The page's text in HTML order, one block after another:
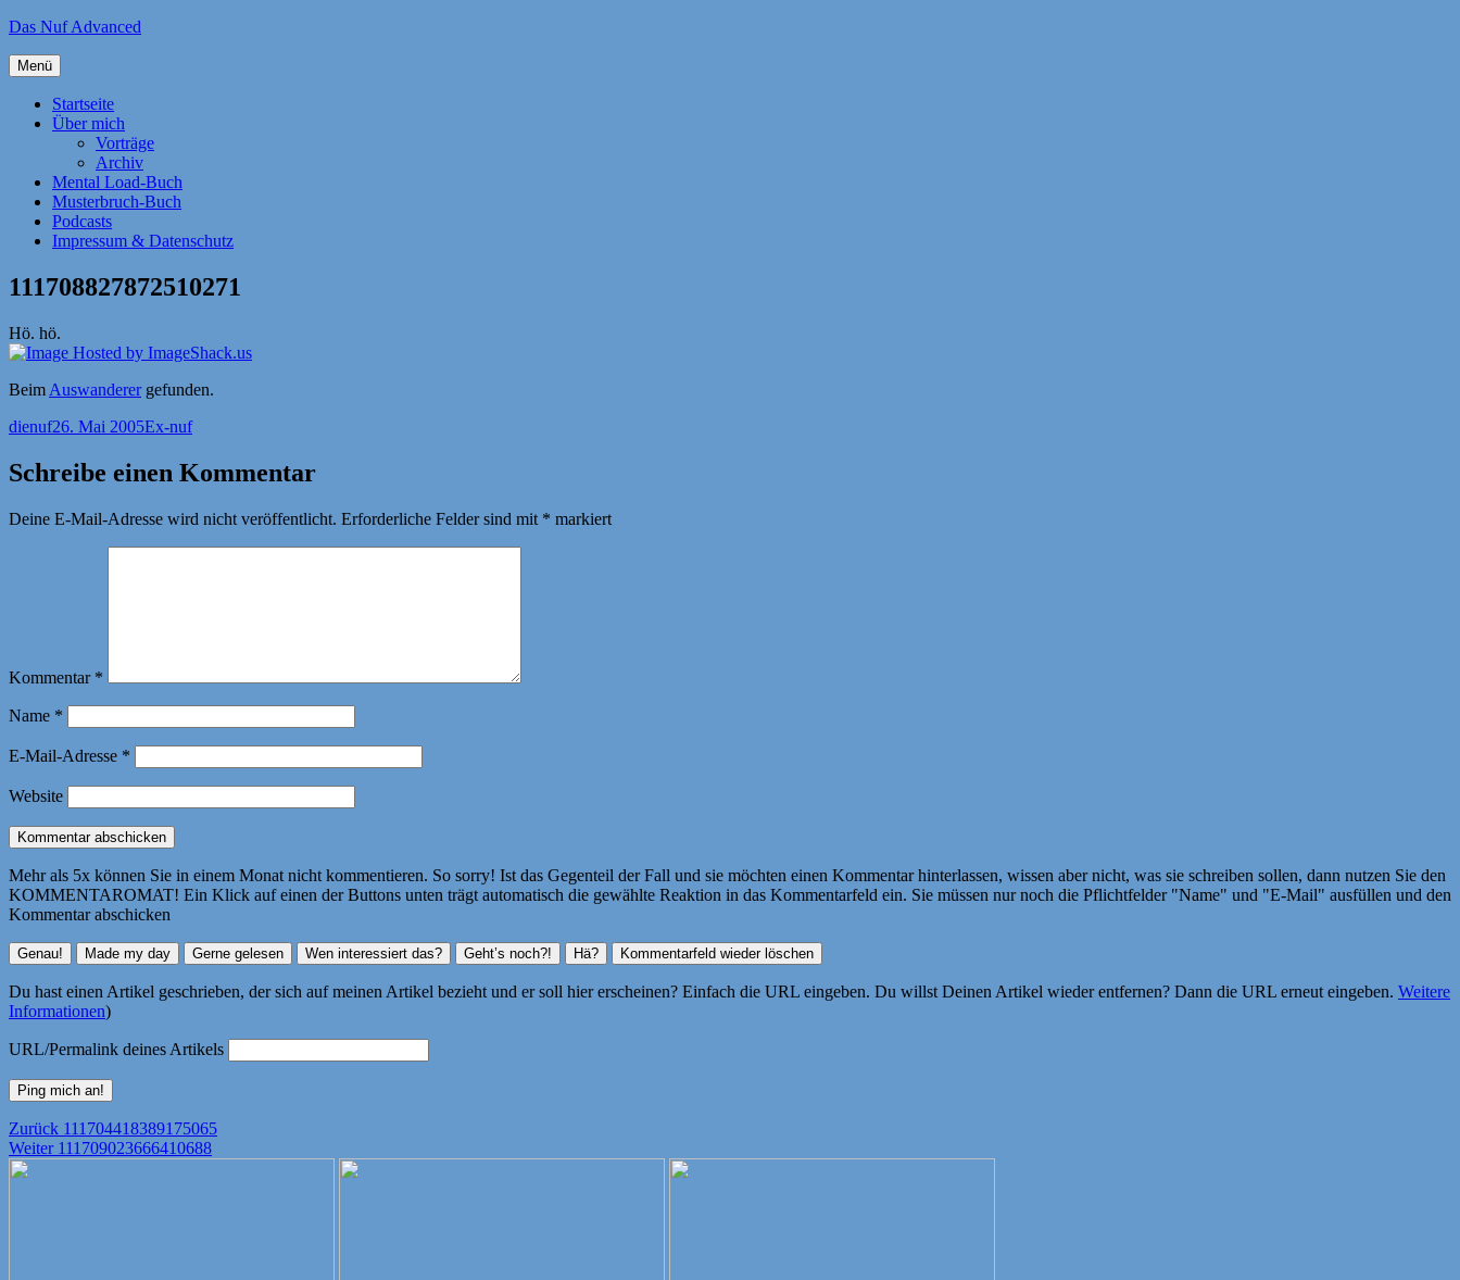
Zum
springen
Das Nuf Advanced
Menü
Startseite
Über mich
Vorträge
Archiv
Mental Load-Buch
Musterbruch-Buch
Podcasts
Impressum & Datenschutz
111708827872510271
Hö. hö.
Beim Auswanderergefunden.
Autor
dienufVeröffentlicht
26. Mai 2005Kategorien
Ex-nuf
Schreibe einen Kommentar
Deine E-Mail-Adresse wird nicht veröffentlicht. Erforderliche Felder sind mit * markiert
Kommentar *
Name *
E-Mail-Adresse *
Website
Mehr als 5x können Sie in einem Monat nicht kommentieren. So sorry! Ist das Gegenteil der Fall und sie möchten einen Kommentar hinterlassen, wissen aber nicht, was sie schreiben sollen, dann nutzen Sie den
KOMMENTAROMAT! Ein Klick auf einen der Buttons unten trägt automatisch die gewählte Reaktion in das Kommentarfeld ein. Sie müssen nur noch die Pflichtfelder "Name" und "E-Mail" ausfüllen und den
Kommentar abschicken
Du hast einen Artikel geschrieben, der sich auf meinen Artikel bezieht und er soll hier erscheinen? Einfach die URL eingeben. Du willst Deinen Artikel wieder entfernen? Dann die URL erneut eingeben. Weitere
Informationen)
URL/Permalink deines Artikels
Beitragsnavigation
Zurück Vorheriger
Beitrag:
111704418389175065
Weiter Nächster
111709023666410688